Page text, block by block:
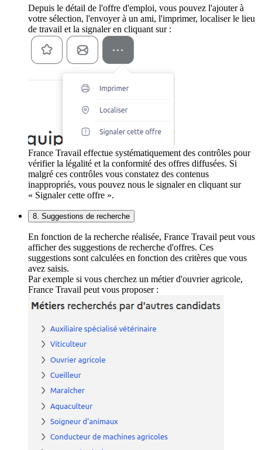
Depuis le détail de l'offre d'emploi, vous pouvez l'ajouter à
votre sélection, l'envoyer à un ami, l'imprimer, localiser le lieu
de travail et la signaler en cliquant sur :
France Travail effectue systématiquement des contrôles pour
vérifier la légalité et la conformité des offres diffusées. Si
malgré ces contrôles vous constatez des contenus
inappropriés, vous pouvez nous le signaler en cliquant sur
« Signaler cette offre ».
8. Suggestions de recherche
En fonction de la recherche réalisée, France Travail peut vous
afficher des suggestions de recherche d'offres. Ces
suggestions sont calculées en fonction des critères que vous
avez saisis.
Par exemple si vous cherchez un métier d'ouvrier agricole,
France Travail peut vous proposer :